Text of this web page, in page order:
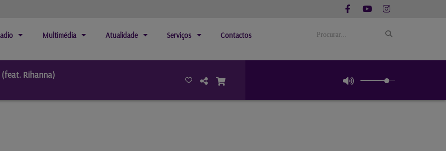
Multimédia Atualidade Serviços Contactos
(feat. Rihanna)